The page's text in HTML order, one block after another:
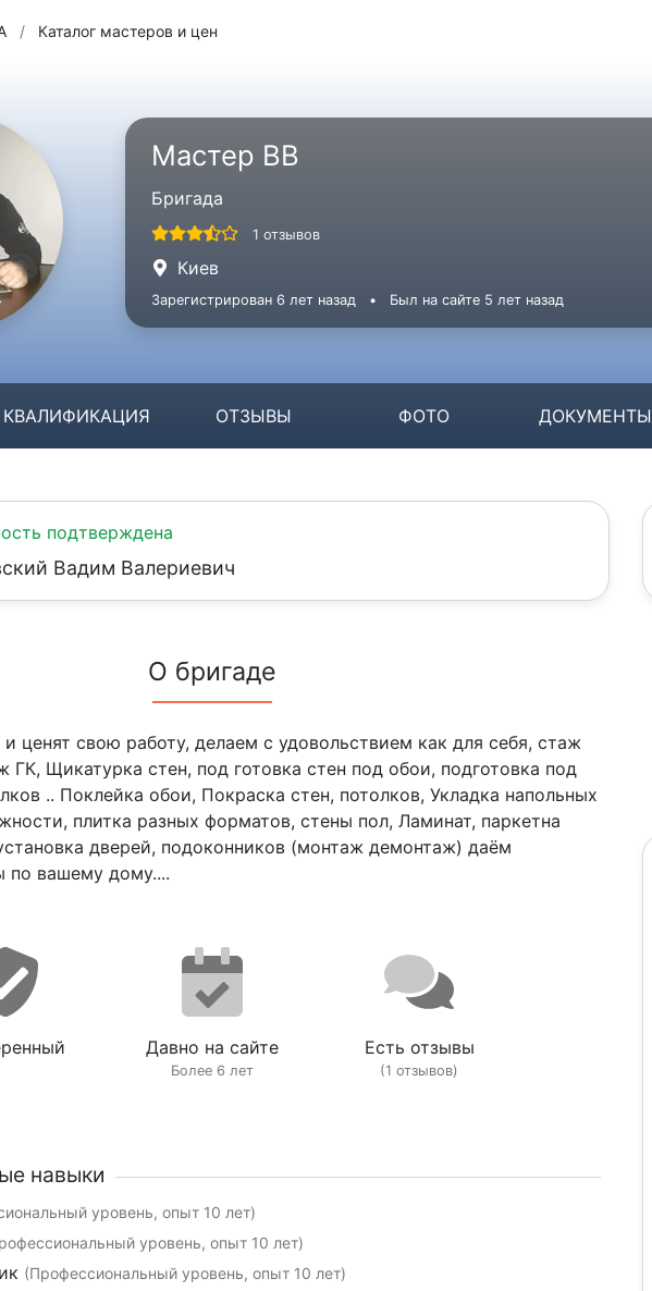
/ Каталог мастеров и цен
Мастер ВВ
Бригада
1 отзывов
Киев
Зарегистрирован 6 лет назад • Был на сайте 5 лет назад
КВАЛИФИКАЦИЯ ОТЗЫВЫ ФОТО ДОКУМЕНТЫ
подтверждена
Вадим Валериевич
О бригаде
ценят свою работу, делаем с удовольствием как для себя, стаж
ГК, Щикатурка стен, под готовка стен под обои, подготовка под
.. Поклейка обои, Покраска стен, потолков, Укладка напольных
плитка разных форматов, стены пол, Ламинат, паркетна
дверей, подоконников (монтаж демонтаж) даём
по вашему дому....
Давно на сайте
Более 6 лет
Есть отзывы
(1 отзывов)
навыки
уровень, опыт 10 лет)
уровень, опыт 10 лет)
(Профессиональный уровень, опыт 10 лет)